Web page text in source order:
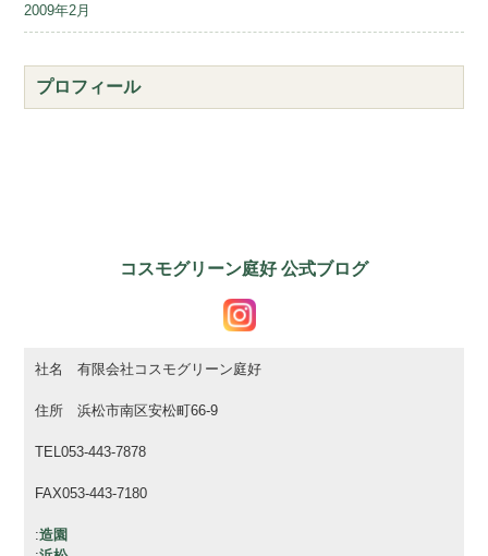
2009年2月
プロフィール
コスモグリーン庭好 公式ブログ
社名 有限会社コスモグリーン庭好
住所 浜松市南区安松町66-9
TEL053-443-7878
FAX053-443-7180
:造園